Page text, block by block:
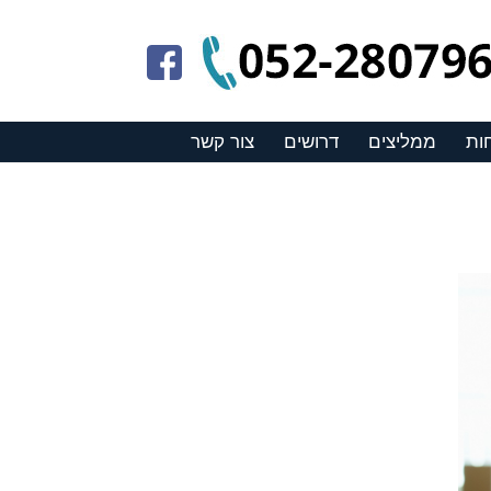
ממליצים דרושים צור קשר